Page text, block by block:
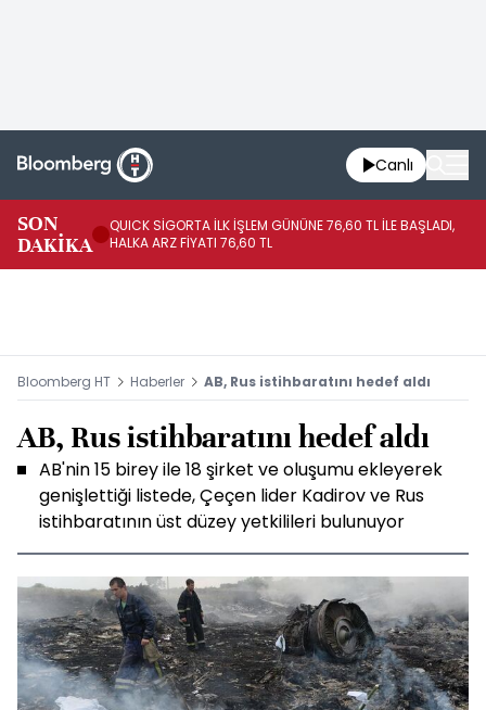
Canlı
SON
DAKİKA
QUICK SİGORTA İLK İŞLEM GÜNÜNE 76,60 TL İLE BAŞLADI,
HALKA ARZ FİYATI 76,60 TL
Bloomberg HT Haberler AB, Rus istihbaratını hedef aldı
AB, Rus istihbaratını hedef aldı
AB'nin 15 birey ile 18 şirket ve oluşumu ekleyerek
genişlettiği listede, Çeçen lider Kadirov ve Rus
istihbaratının üst düzey yetkilileri bulunuyor